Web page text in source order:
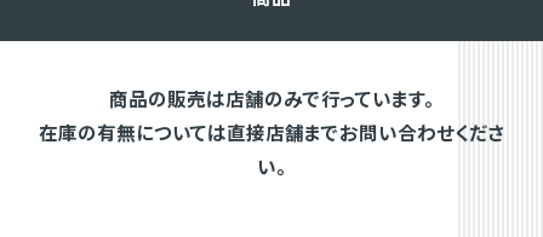
商品の販売は店舗のみで行っています。
在庫の有無については直接店舗までお問い合わせくださ
い。